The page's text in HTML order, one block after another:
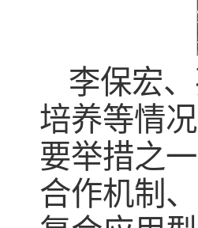
李保宏
培养等情
要举措之
合作机制